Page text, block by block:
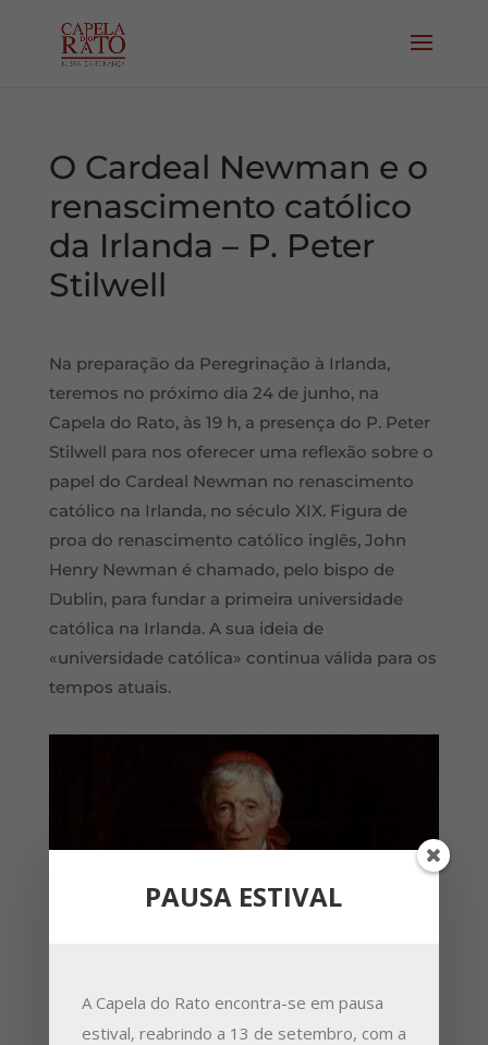
O Cardeal Newman e o
renascimento católico
da Irlanda – P. Peter
Stilwell
Na preparação da Peregrinação à Irlanda,
teremos no próximo dia 24 de junho, na
Capela do Rato, às 19 h, a presença do P. Peter
Stilwell para nos oferecer uma reflexão sobre o
papel do Cardeal Newman no renascimento
católico na Irlanda, no século XIX. Figura de
proa do renascimento católico inglês, John
Henry Newman é chamado, pelo bispo de
Dublin, para fundar a primeira universidade
católica na Irlanda. A sua ideia de
«universidade católica» continua válida para os
tempos atuais.
PAUSA ESTIVAL
A Capela do Rato encontra-se em pausa
estival, reabrindo a 13 de setembro, com a